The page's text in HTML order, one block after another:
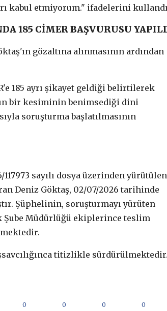
kabul etmiyorum." ifadelerini
185 CİMER BAŞVURUSU
gözaltına alınmasının ardından
185 ayrı şikayet geldiği belirtilerek
bir kesiminin benimsediği dini
soruşturma başlatılmasının
sayılı dosya üzerinden yürütülen
Deniz Göktaş, 02/07/2026 tarihinde
Şüphelinin, soruşturmayı yürüten
Müdürlüğü ekiplerince teslim
titizlikle